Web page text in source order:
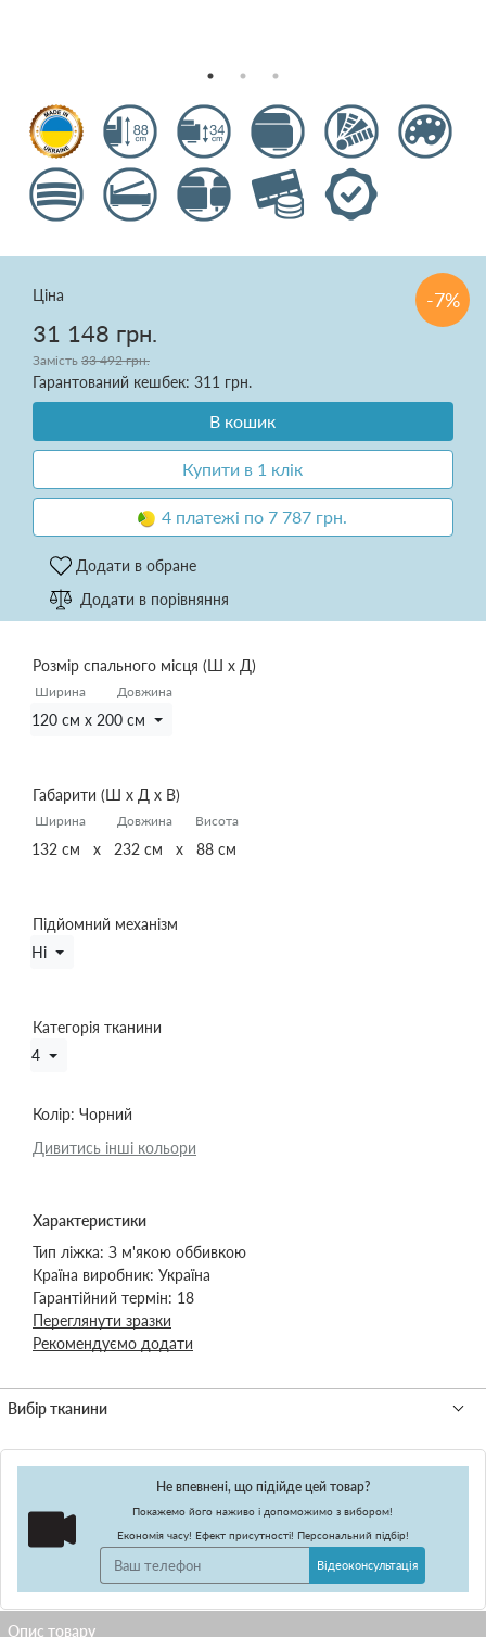
Текстиль для спальні
Килими
Розпродаж
Доставка і оплата
Про нас
-7%
Ціна
31 148 грн.
Замість 33 492 грн.
Гарантований кешбек: 311 грн.
В кошик
Купити в 1 клік
4 платежі по 7 787 грн.
Додати в обране
Додати в порівняння
Розмір спального місця (Ш х Д)
Ширина Довжина
120 см x 200 см
Габарити (Ш х Д х В)
Ширина Довжина Висота
132 см x 232 см x 88 см
Підйомний механізм
Ні
Категорія тканини
4
Колір: Чорний
Дивитись інші кольори
Характеристики
Тип ліжка: З м'якою оббивкою
Країна виробник: Україна
Гарантійний термін: 18
Переглянути зразки
Рекомендуємо додати
Не впевнені, що підійде цей товар?
Покажемо його наживо і допоможимо з вибором!
Економія часу! Ефект присутності! Персональний підбір!
Відеоконсультація